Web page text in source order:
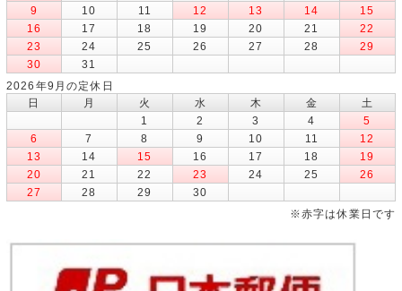
9
10 11 12 13 14
15
16
17 18 19 20 21
22
23
24 25 26 27 28
29
30
31
2026年9月の定休日
日
月 火 水 木 金
土
1
2 3 4
5
6
7 8 9 10 11
12
13
14 15 16 17 18
19
20
21 22 23 24 25
26
27
28 29
30
※赤字は休業日です